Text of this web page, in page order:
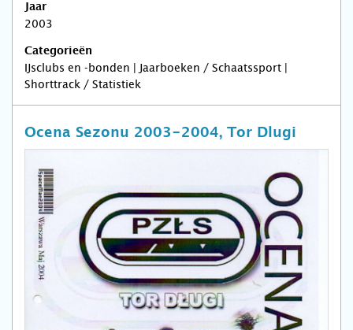
Jaar
2003
Categorieën
IJsclubs en -bonden | Jaarboeken / Schaatssport |
Shorttrack / Statistiek
Ocena Sezonu 2003-2004, Tor Dlugi